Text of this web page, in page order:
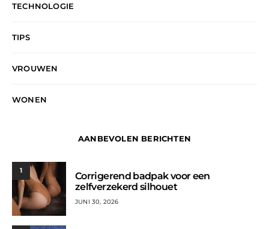
TECHNOLOGIE
TIPS
VROUWEN
WONEN
AANBEVOLEN BERICHTEN
1
Corrigerend badpak voor een
zelfverzekerd silhouet
JUNI 30, 2026